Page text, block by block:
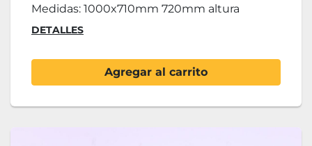
Medidas: 1000x710mm 720mm altura
DETALLES
Agregar al carrito